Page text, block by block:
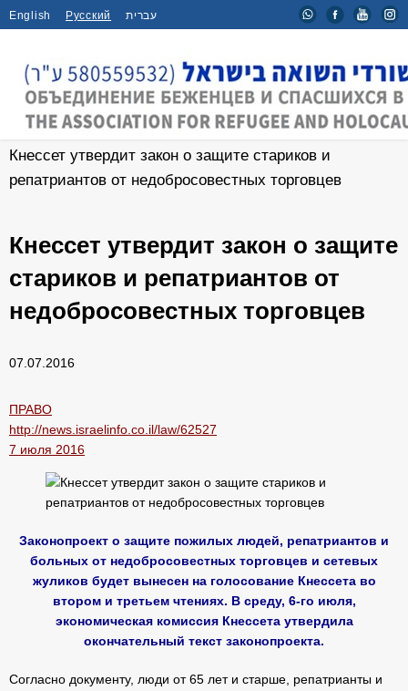
English Русский עברית
Главная / Новости /
Кнессет утвердит закон о защите стариков и
репатриантов от недобросовестных торговцев
Кнессет утвердит закон о защите
стариков и репатриантов от
недобросовестных торговцев
07.07.2016
ПРАВО
http://news.israelinfo.co.il/law/62527
7 июля 2016
Законопроект о защите пожилых людей, репатриантов и
больных от недобросовестных торговцев и сетевых
жуликов будет вынесен на голосование Кнессета во
втором и третьем чтениях. В среду, 6-го июля,
экономическая комиссия Кнессета утвердила
окончательный текст законопроекта.
Согласно документу, люди от 65 лет и старше, репатрианты и